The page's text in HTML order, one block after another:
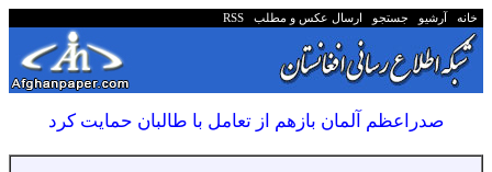
خانه آرشیو جستجو ارسال عکس و مطلب RSS
صدراعظم آلمان بازهم از تعامل با طالبان حمایت کرد